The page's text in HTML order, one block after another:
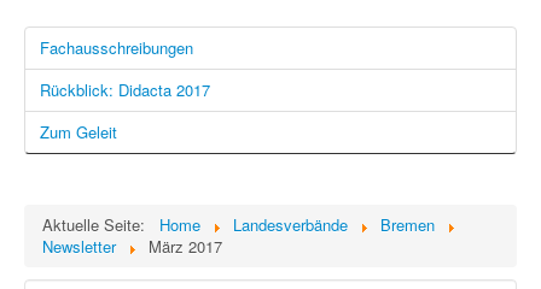
Fachausschreibungen
Rückblick: Didacta 2017
Zum Geleit
Aktuelle Seite: Home Landesverbände
Bremen
Newsletter
März 2017